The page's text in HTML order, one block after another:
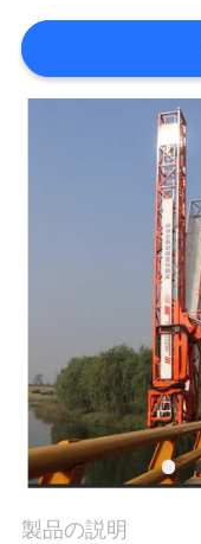
場
旅
私
達
に
製品の説明